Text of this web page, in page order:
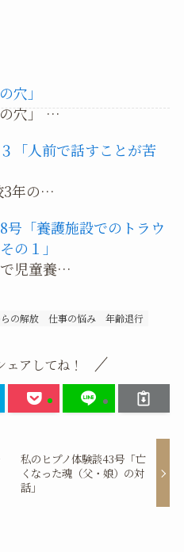
穴」
穴」 …
「人前で話すことが苦
3年の…
号「養護施設でのトラウ
の１」
児童養…
の解放 仕事の悩み 年齢退行
アしてね！
私のヒプノ体験談43号「亡
くなった魂（父・娘）の対
話」